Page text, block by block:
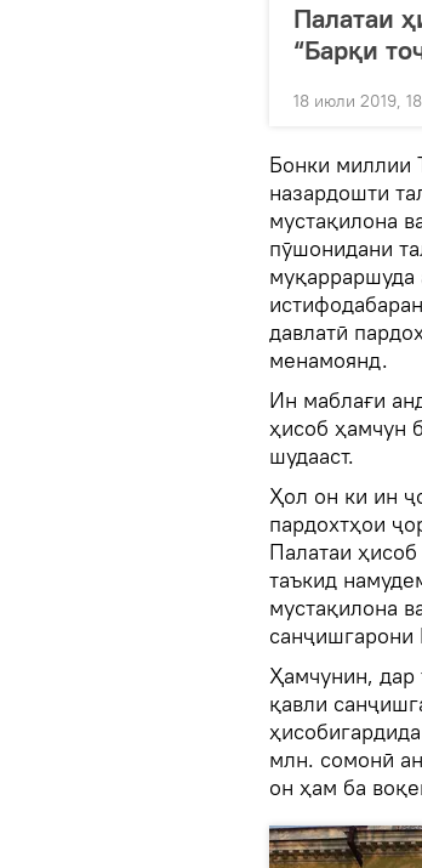
Палатаи
“Барқи
18 июли 2019,
Бонки миллии
назардошти
мустақилона
пӯшонидани
муқарраршуда
давлатӣ
менамоянд.
Ин маблағи
ҳисоб ҳамчун
шудааст.
Ҳол он ки ин
пардохтҳои
Палатаи
таъкид
мустақилона
санҷишгарони
Ҳамчунин, дар
қавли
млн. сомонӣ
он ҳам ба